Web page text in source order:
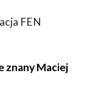
FEN
znany Maciej